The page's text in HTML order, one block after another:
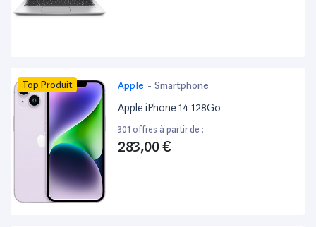
Top Produit Apple - Smartphone
Apple iPhone 14 128Go
301 offres à partir de :
283,00 €